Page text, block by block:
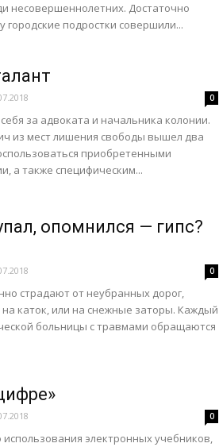
несовершеннолетних. Достаточно
городские подростки совершили...
0
за адвоката и начальника колонии.
из мест лишения свободы вышел два
приобретенными
а также специфическим...
опомнился — гипс?
0
страдают от неубранных дорог,
каток, или на снежные заторы. Каждый
больницы с травмами обращаются
0
электронных учебников,